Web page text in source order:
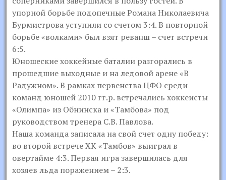
упорной борьбе подопечные Романа Николаевича
Бурмистрова уступили со счетом 3:4. В повторной
борьбе «волками» был взят реванш – счет встречи
6:5.
Юношеские хоккейные баталии разгорались в
прошедшие выходные и на ледовой арене «В
Радужном». В рамках первенства ЦФО среди
команд юношей 2010 гг.р. встречались хоккеисты
«Олимпа» из Обнинска и «Тамбова» под
руководством тренера С.В. Павлова.
Наша команда записала на свой счет одну победу:
во второй встрече ХК «Тамбов» выиграл в
овертайме 4:3. Первая игра завершилась для
хозяев льда поражением – 2:3.